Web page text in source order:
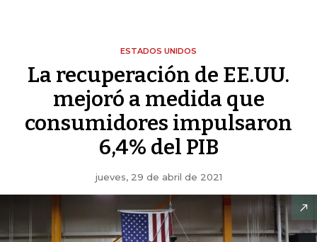
ESTADOS UNIDOS
La recuperación de EE.UU.
mejoró a medida que
consumidores impulsaron
6,4% del PIB
jueves, 29 de abril de 2021